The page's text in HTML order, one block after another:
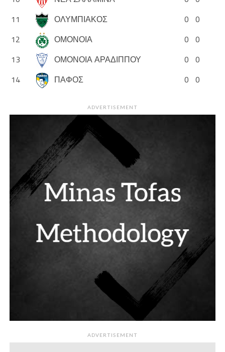
11
ΟΛΥΜΠΙΑΚΟΣ 0 0
12
ΟΜΟΝΟΙΑ 0 0
13
ΟΜΟΝΟΙΑ ΑΡΑΔΙΠΠΟΥ 0 0
14
ΠΑΦΟΣ 0 0
ADVERTISEMENT
ADVERTISEMENT